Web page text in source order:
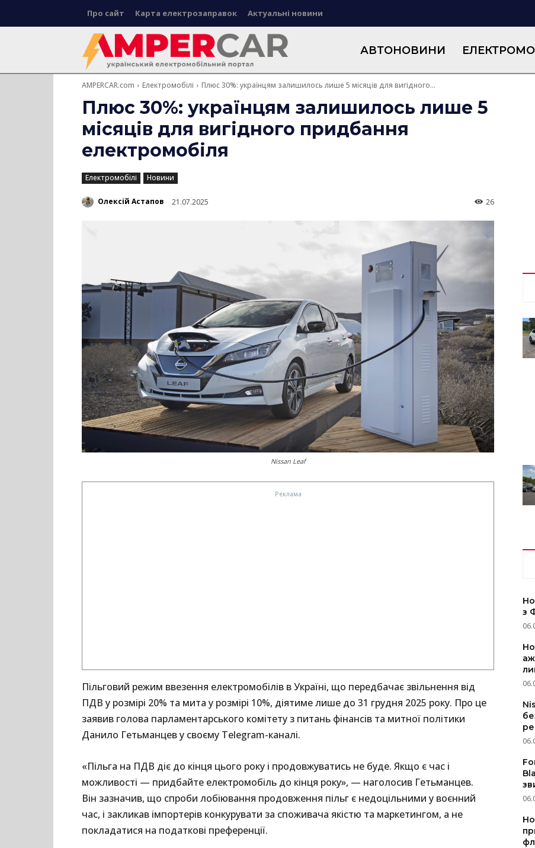
Про сайт Карта електрозаправок Актуальні новини
АВТОНОВИНИ
AMPERCAR.com Електромобілі Плюс 30%: українцям залишилось лише 5 місяців для вигідного...
Плюс 30%: українцям залишилось лише 5
місяців для вигідного придбання
електромобіля
Електромобілі Новини
Олексій Астапов 21.07.2025 26
Nissan Leaf
Пільговий режим ввезення електромобілів в Україні, що передбачає звільнення від
ПДВ у розмірі 20% та мита у розмірі 10%, діятиме лише до 31 грудня 2025 року. Про це
заявив голова парламентарського комітету з питань фінансів та митної політики
Данило Гетьманцев у своєму Telegram-каналі.
«Пільга на ПДВ діє до кінця цього року і продовжуватись не буде. Якщо є час і
можливості — придбайте електромобіль до кінця року», — наголосив Гетьманцев.
Він зазначив, що спроби лобіювання продовження пільг є недоцільними у воєнний
час, і закликав імпортерів конкурувати за споживача якістю та маркетингом, а не
покладатися на податкові преференції.
з